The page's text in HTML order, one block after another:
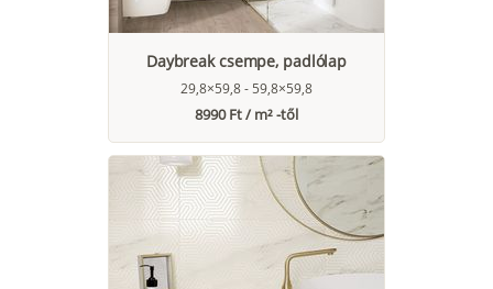
Daybreak csempe, padlólap
29,8×59,8 - 59,8×59,8
8990 Ft / m² -től